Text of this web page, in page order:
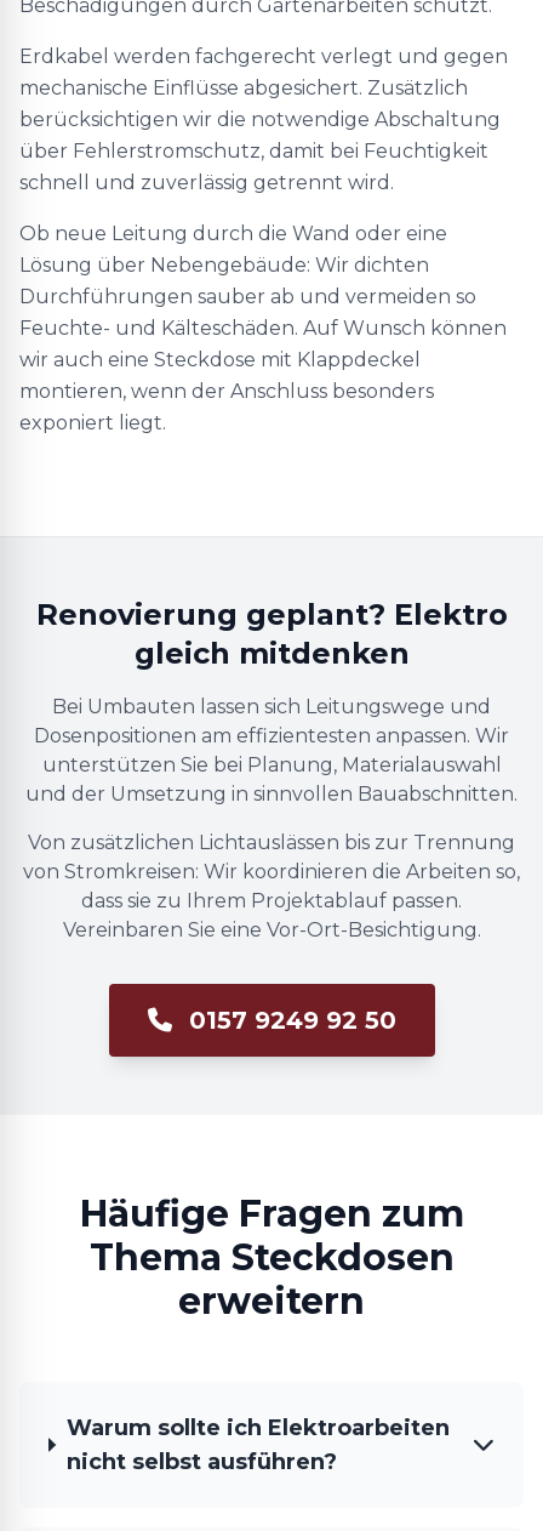
Beschädigungen durch Gartenarbeiten schützt.
Erdkabel werden fachgerecht verlegt und gegen
mechanische Einflüsse abgesichert. Zusätzlich
berücksichtigen wir die notwendige Abschaltung
über Fehlerstromschutz, damit bei Feuchtigkeit
schnell und zuverlässig getrennt wird.
Ob neue Leitung durch die Wand oder eine
Lösung über Nebengebäude: Wir dichten
Durchführungen sauber ab und vermeiden so
Feuchte- und Kälteschäden. Auf Wunsch können
wir auch eine Steckdose mit Klappdeckel
montieren, wenn der Anschluss besonders
exponiert liegt.
Renovierung geplant? Elektro
gleich mitdenken
Bei Umbauten lassen sich Leitungswege und
Dosenpositionen am effizientesten anpassen. Wir
unterstützen Sie bei Planung, Materialauswahl
und der Umsetzung in sinnvollen Bauabschnitten.
Von zusätzlichen Lichtauslässen bis zur Trennung
von Stromkreisen: Wir koordinieren die Arbeiten so,
dass sie zu Ihrem Projektablauf passen.
Vereinbaren Sie eine Vor-Ort-Besichtigung.
0157 9249 92 50
Häufige Fragen zum
Thema Steckdosen
erweitern
Warum sollte ich Elektroarbeiten
nicht selbst ausführen?